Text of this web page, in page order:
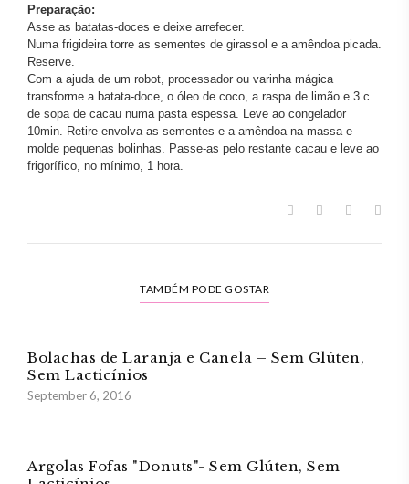
Preparação:
Asse as batatas-doces e deixe arrefecer.
Numa frigideira torre as sementes de girassol e a amêndoa picada.
Reserve.
Com a ajuda de um robot, processador ou varinha mágica
transforme a batata-doce, o óleo de coco, a raspa de limão e 3 c.
de sopa de cacau numa pasta espessa. Leve ao congelador
10min. Retire envolva as sementes e a amêndoa na massa e
molde pequenas bolinhas. Passe-as pelo restante cacau e leve ao
frigorífico, no mínimo, 1 hora.
TAMBÉM PODE GOSTAR
Bolachas de Laranja e Canela – Sem Glúten,
Sem Lacticínios
September 6, 2016
Argolas Fofas "Donuts"- Sem Glúten, Sem